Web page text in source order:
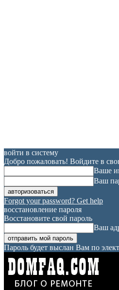
войти в систему
Добро пожаловать! Войдите в
Ваше
Ваш
Forgot your password? Get help
восстановление пароля
Восстановите свой пароль
Ваш
Пароль будет выслан Вам по